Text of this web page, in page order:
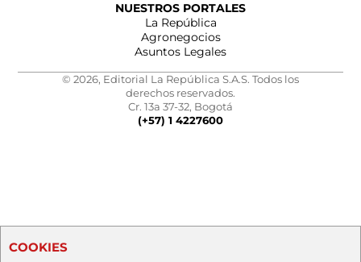
NUESTROS PORTALES
La República
Agronegocios
Asuntos Legales
© 2026, Editorial La República S.A.S. Todos los
derechos reservados.
Cr. 13a 37-32, Bogotá
(+57) 1 4227600
COOKIES